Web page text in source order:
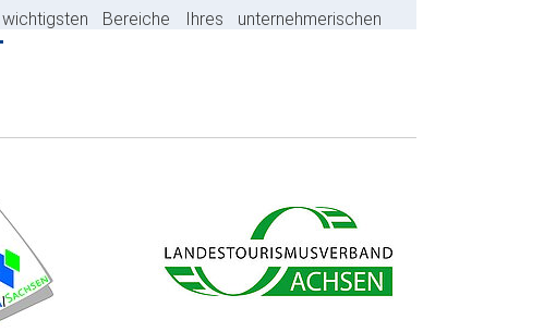
wichtigsten Bereiche Ihres unternehmerischen
Risikos ab und sparen bares Geld.